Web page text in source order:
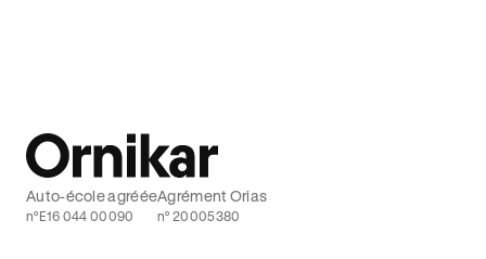
Auto-école agréée
n°E16 044 00090
Agrément Orias
n° 20005380